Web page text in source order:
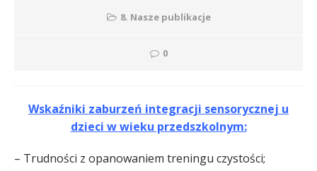
8. Nasze publikacje
0
Wskaźniki zaburzeń integracji sensorycznej u
dzieci w wieku przedszkolnym:
– Trudności z opanowaniem treningu czystości;